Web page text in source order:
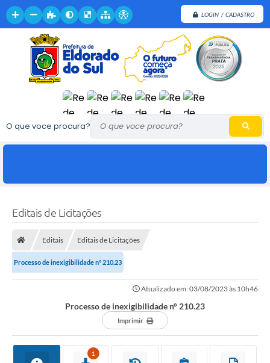
LOGIN / CADASTRO
O que voce procura?
Editais de Licitações
Editais Editais de Licitações
Processo de inexigibilidade n° 210.23
Atualizado em: 03/08/2023 às 10h46
Processo de inexigibilidade n° 210.23
Imprimir
1